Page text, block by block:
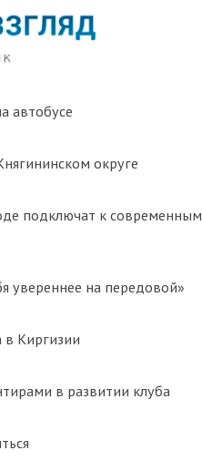
автобусе
округе
подключат к современным
увереннее на передовой»
в Киргизии
в развитии клуба